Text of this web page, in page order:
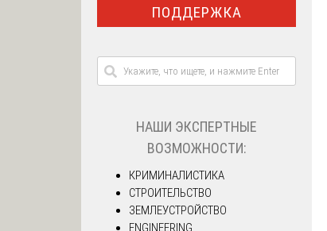
ПОДДЕРЖКА
НАШИ ЭКСПЕРТНЫЕ
ВОЗМОЖНОСТИ:
КРИМИНАЛИСТИКА
СТРОИТЕЛЬСТВО
ЗЕМЛЕУСТРОЙСТВО
ENGINEERING